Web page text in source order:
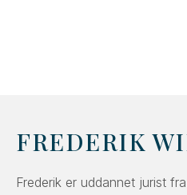
FREDERIK
Frederik er uddannet jurist